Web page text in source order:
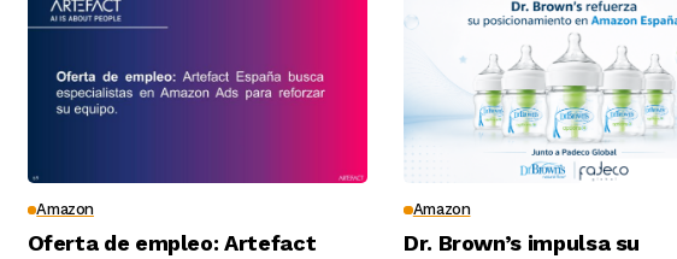
Amazon
Oferta de empleo: Artefact
Amazon
Dr. Brown’s impulsa su